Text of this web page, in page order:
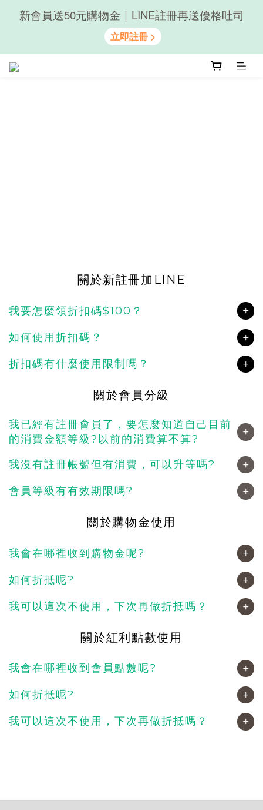
隨心享受｜貝果任選6組$899
新會員送50元購物金｜LINE註冊再送優格吐司
關於新註冊加LINE
我要怎麼領折扣碼$100？
如何使用折扣碼？
折扣碼有什麼使用限制嗎？
關於會員分級
我已經有註冊會員了，要怎麼知道自己目前
的消費金額等級?以前的消費算不算?
我沒有註冊帳號但有消費，可以升等嗎?
會員等級有有效期限嗎?
關於購物金使用
我會在哪裡收到購物金呢?
如何折抵呢?
我可以這次不使用，下次再做折抵嗎？
關於紅利點數使用
我會在哪裡收到會員點數呢?
如何折抵呢?
我可以這次不使用，下次再做折抵嗎？